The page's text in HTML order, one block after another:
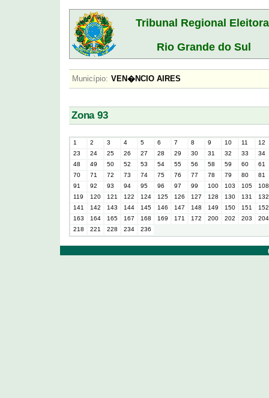
Tribunal Regional
Rio Grande do Sul
Município: VEN�NCIO AIRES
Zona 93
1 2 3 4 5 6 7 8 9 10 11
12
23
24 25 26 27 28 29 30 31 32 33
34
48
49 50 52 53 54 55 56 58 59 60
61
70
71 72 73 74 75 76 77 78 79 80
81
91
92 93 94 95 96 97 99 100 103 105
108
119
120 121 122 124 125 126 127 128 130 131
132
141
142 143 144 145 146 147 148 149 150 151
152
163
164 165 167 168 169 171 172 200 202 203
204
218
221 228 234 236